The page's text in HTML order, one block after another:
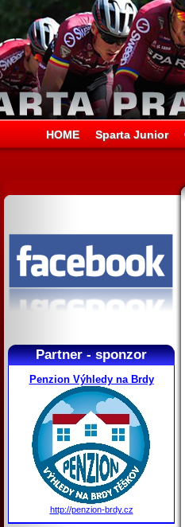
HOME Sparta Junior
Partner - sponzor
Penzion Výhledy na Brdy
http://penzion-brdy.cz